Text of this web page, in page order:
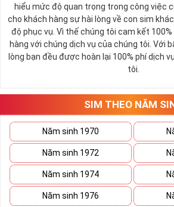
SALE OFFcó thể vào khoảng 30 - 50%
thường.
Các đại lý sim số khi đã gom vào quá
hình bán không quá khả quan sẽ
của mình, việc mua được sim tốt giá
Hiện nay bất cứ đại lý nào cũng đều có
giá, sim giá rẻ như vậy nên bạn hãy
sách này trước khi đi vào những dãy
hiểu mức độ quan trọng trong công việc
cho khách hàng sự hài lòng về con sim
độ phục vụ. Vì thế chúng tôi cam kết
hàng với chúng dịch vụ của chúng tôi. Với
lòng bạn đều được hoàn lại 100% phí dịch
tôi.
SIM THEO NĂM
Năm sinh 1970
Năm sinh 1972
Năm sinh 1974
Năm sinh 1976